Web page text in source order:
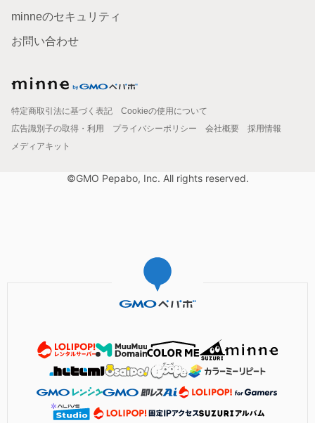
minneのセキュリティ
お問い合わせ
特定商取引法に基づく表記
Cookieの使用について
広告識別子の取得・利用
プライバシーポリシー 会社概要
採用情報
メディアキット
©GMO Pepabo, Inc. All rights reserved.